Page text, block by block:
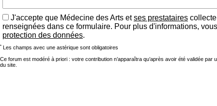
J'accepte que Médecine des Arts etses prestataires
renseignées dans ce formulaire. Pour plus d'informations,
protection des données.
* Les champs avec une astérique sont obligatoires
Ce forum est modéré à priori : votre contribution n’apparaîtra qu’après avoir été validée par
du site.